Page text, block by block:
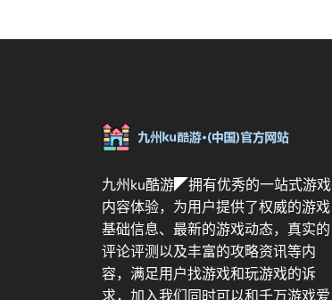
九州ku酷游◤拥有优秀的一站式游戏
内容体验，为用户提供了权威的游戏
基础信息、最新的游戏动态，真实的
评论评测以及丰富的攻略资讯等内
容，满足用户找游戏和玩游戏的诉